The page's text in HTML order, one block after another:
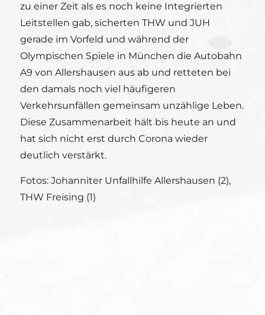
zu einer Zeit als es noch keine Integrierten
Leitstellen gab, sicherten THW und JUH
gerade im Vorfeld und während der
Olympischen Spiele in München die Autobahn
A9 von Allershausen aus ab und retteten bei
den damals noch viel häufigeren
Verkehrsunfällen gemeinsam unzählige Leben.
Diese Zusammenarbeit hält bis heute an und
hat sich nicht erst durch Corona wieder
deutlich verstärkt.
Fotos: Johanniter Unfallhilfe Allershausen (2),
THW Freising (1)